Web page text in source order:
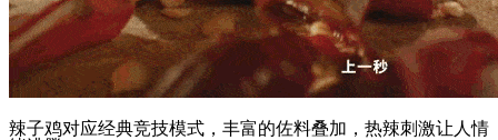
辣子鸡对应经典竞技模式，丰富的佐料叠加，热辣刺激让人情